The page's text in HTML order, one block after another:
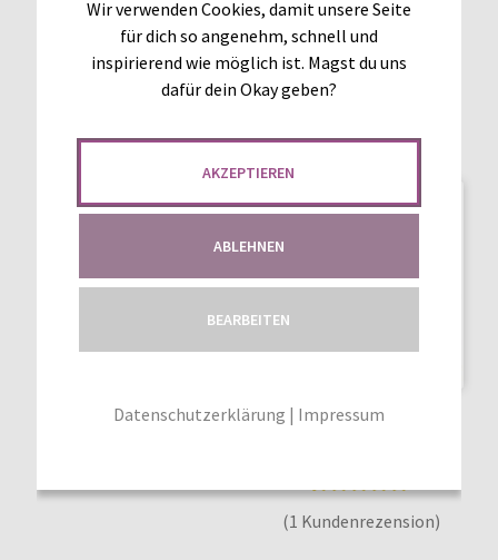
tungen
Enthält 19% MwSt.
zzgl.Versand
tung
IN DEN WARENKORB
SCHNITTMUSTER CUTIE
(1 Kundenrezension)
Wir verwenden Cookies, damit unsere Seite
für dich so angenehm, schnell und
inspirierend wie möglich ist. Magst du uns
dafür dein Okay geben?
AKZEPTIEREN
ABLEHNEN
BEARBEITEN
Datenschutzerklärung | Impressum